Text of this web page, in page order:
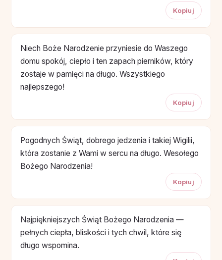
Kopiuj
Niech Boże Narodzenie przyniesie do Waszego
domu spokój, ciepło i ten zapach pierników, który
zostaje w pamięci na długo. Wszystkiego
najlepszego!
Kopiuj
Pogodnych Świąt, dobrego jedzenia i takiej Wigilii,
która zostanie z Wami w sercu na długo. Wesołego
Bożego Narodzenia!
Kopiuj
Najpiękniejszych Świąt Bożego Narodzenia —
pełnych ciepła, bliskości i tych chwil, które się
długo wspomina.